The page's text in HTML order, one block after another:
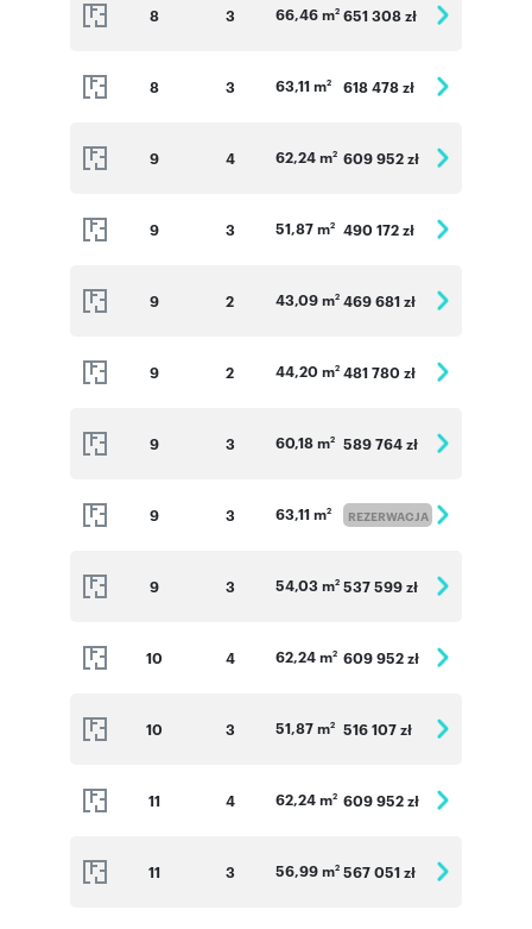
8 3 66,46 m2 651 308 zł
8 3 63,11 m2 618 478 zł
9 4 62,24 m2 609 952 zł
9 3 51,87 m2 490 172 zł
9 2 43,09 m2 469 681 zł
9 2 44,20 m2 481 780 zł
9 3 60,18 m2 589 764 zł
9 3 63,11 m2 REZERWACJA
9 3 54,03 m2 537 599 zł
10 4 62,24 m2 609 952 zł
10 3 51,87 m2 516 107 zł
11 4 62,24 m2 609 952 zł
11 3 56,99 m2 567 051 zł